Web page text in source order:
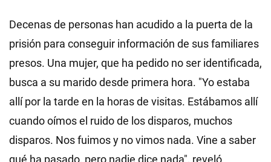
Decenas de personas han acudido a la puerta de la
prisión para conseguir información de sus familiares
presos. Una mujer, que ha pedido no ser identificada,
busca a su marido desde primera hora. "Yo estaba
allí por la tarde en la horas de visitas. Estábamos allí
cuando oímos el ruido de los disparos, muchos
disparos. Nos fuimos y no vimos nada. Vine a saber
qué ha pasado, pero nadie dice nada", reveló